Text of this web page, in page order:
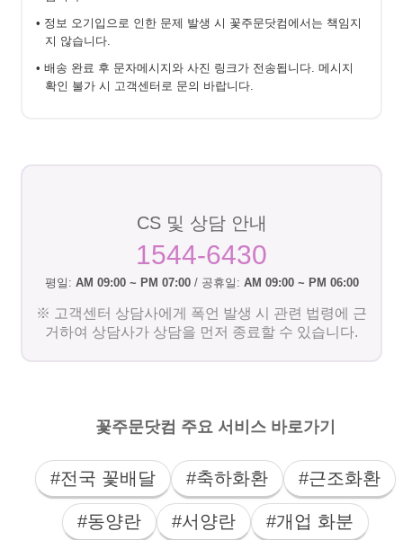
• 정보 오기입으로 인한 문제 발생 시 꽃주문닷컴에서는 책임지
지 않습니다.
• 배송 완료 후 문자메시지와 사진 링크가 전송됩니다. 메시지
확인 불가 시 고객센터로 문의 바랍니다.
CS 및 상담 안내
1544-6430
평일: AM 09:00 ~ PM 07:00 / 공휴일: AM 09:00 ~ PM 06:00
※ 고객센터 상담사에게 폭언 발생 시 관련 법령에 근
거하여 상담사가 상담을 먼저 종료할 수 있습니다.
꽃주문닷컴 주요 서비스 바로가기
#전국 꽃배달 #축하화환 #근조화환
#동양란 #서양란 #개업 화분